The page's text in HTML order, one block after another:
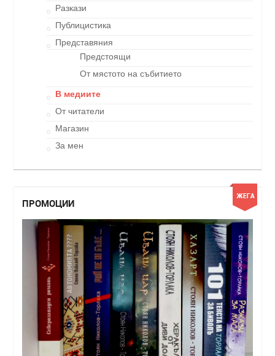
Разкази
Публицистика
Представяния
Предстоящи
От мястото на събитието
В медиите
От читатели
Магазин
За мен
ПРОМОЦИИ